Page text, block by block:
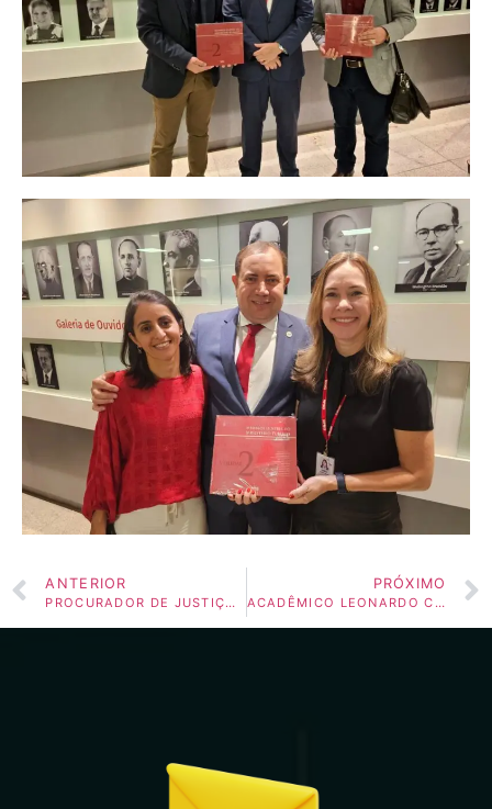
ANTERIOR
PROCURADOR DE JUSTIÇA MARCO ANTÔNIO BORGES TOMA POSSE NA ACADEMIA DE LETRAS DO MINISTÉRIO PÚBLICO DE MINAS GERAIS
PRÓXIMO
ACADÊMICO LEONARDO CASTRO MAIA FAZ ELOGIO AO SEU PATRONO